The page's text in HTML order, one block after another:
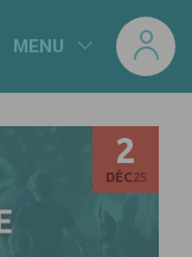
MENU
2
DÉC 25